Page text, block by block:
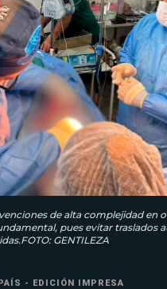
de alta complejidad en
pues evitar traslados
GENTILEZA
- EDICIÓN IMPRESA